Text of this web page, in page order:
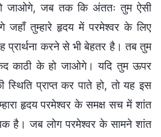
जाओगे, जब तक कि अंततः तुम ऐसी
जहाँ तुम्हारे हृदय में परमेश्वर के लिए
करने से भी बेहतर है। तब तुम
काठी के हो जाओगे। यदि तुम ऊपर
स्थिति प्राप्त कर पाते हो, तो यह इस
हृदय परमेश्वर के समक्ष सच में शांत
है। जब लोग परमेश्वर के सामने शांत